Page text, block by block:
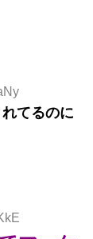
てるのに